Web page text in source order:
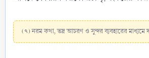
(৭) নরম কথা, ভদ্র আচরণ ও সুন্দর ব্যবহারের মাধ্যমে